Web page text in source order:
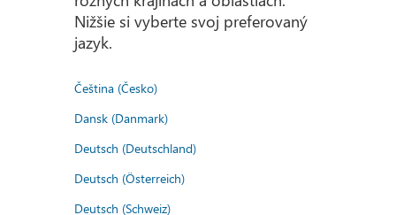
Nižšie si vyberte svoj preferovaný
jazyk.
Čeština (Česko)
Dansk (Danmark)
Deutsch (Deutschland)
Deutsch (Österreich)
Deutsch (Schweiz)